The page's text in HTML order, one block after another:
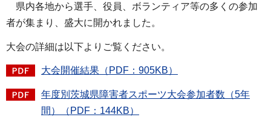
県内各地から選手、役員、ボランティア等の多くの参加
者が集まり、盛大に開かれました。
大会の詳細は以下よりご覧ください。
大会開催結果（PDF：905KB）
年度別茨城県障害者スポーツ大会参加者数（5年
間）（PDF：144KB）